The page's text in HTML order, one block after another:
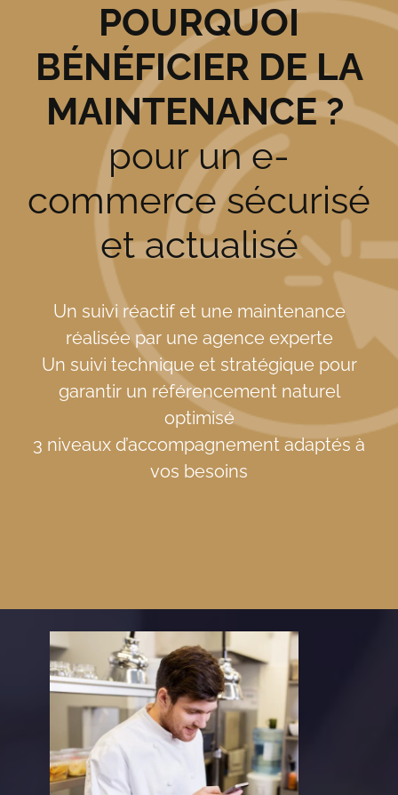
POURQUOI
BÉNÉFICIER DE LA
MAINTENANCE ?
pour un e-
commerce sécurisé
et actualisé
Un suivi réactif et une maintenance
réalisée par une agence experte
Un suivi technique et stratégique pour
garantir un référencement naturel
optimisé
3 niveaux d’accompagnement adaptés à
vos besoins